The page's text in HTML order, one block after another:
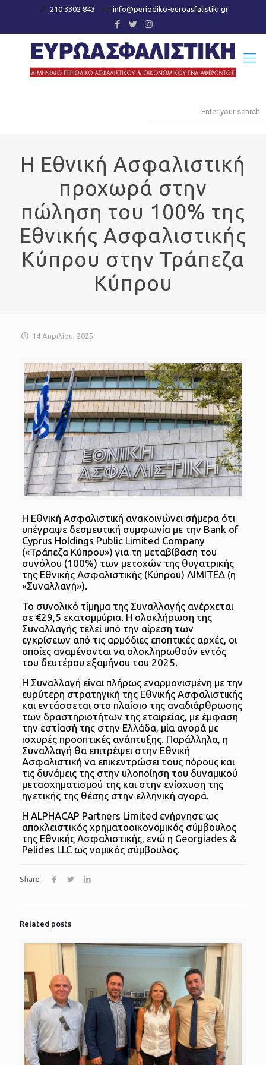
210 3302 843 info@periodiko-euroasfalistiki.gr
Η Εθνική Ασφαλιστική
προχωρά στην
πώληση του 100% της
Εθνικής Ασφαλιστικής
Κύπρου στην Τράπεζα
Κύπρου
14 Απριλίου, 2025
Η Εθνική Ασφαλιστική ανακοινώνει σήμερα ότι
υπέγραψε δεσμευτική συμφωνία με την Bank of
Cyprus Holdings Public Limited Company
(«Τράπεζα Κύπρου») για τη μεταβίβαση του
συνόλου (100%) των μετοχών της θυγατρικής
της Εθνικής Ασφαλιστικής (Κύπρου) ΛΙΜΙΤΕΔ (η
«Συναλλαγή»).
Το συνολικό τίμημα της Συναλλαγής ανέρχεται
σε €29,5 εκατομμύρια. Η ολοκλήρωση της
Συναλλαγής τελεί υπό την αίρεση των
εγκρίσεων από τις αρμόδιες εποπτικές αρχές, οι
οποίες αναμένονται να ολοκληρωθούν εντός
του δευτέρου εξαμήνου του 2025.
Η Συναλλαγή είναι πλήρως εναρμονισμένη με την
ευρύτερη στρατηγική της Εθνικής Ασφαλιστικής
και εντάσσεται στο πλαίσιο της αναδιάρθρωσης
των δραστηριοτήτων της εταιρείας, με έμφαση
την εστίασή της στην Ελλάδα, μία αγορά με
ισχυρές προοπτικές ανάπτυξης. Παράλληλα, η
Συναλλαγή θα επιτρέψει στην Εθνική
Ασφαλιστική να επικεντρώσει τους πόρους και
τις δυνάμεις της στην υλοποίηση του δυναμικού
μετασχηματισμού της και στην ενίσχυση της
ηγετικής της θέσης στην ελληνική αγορά.
Η ALPHACAP Partners Limited ενήργησε ως
αποκλειστικός χρηματοοικονομικός σύμβουλος
της Εθνικής Ασφαλιστικής, ενώ η Georgiades &
Pelides LLC ως νομικός σύμβουλος.
Share
Related posts